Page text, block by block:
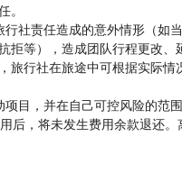
。
社责任造成的意外情形（如
拒等），造成团队行程更改、
旅行社在旅途中可根据实际情
目，并在自己可控风险的范围
后，将未发生费用余款退还。